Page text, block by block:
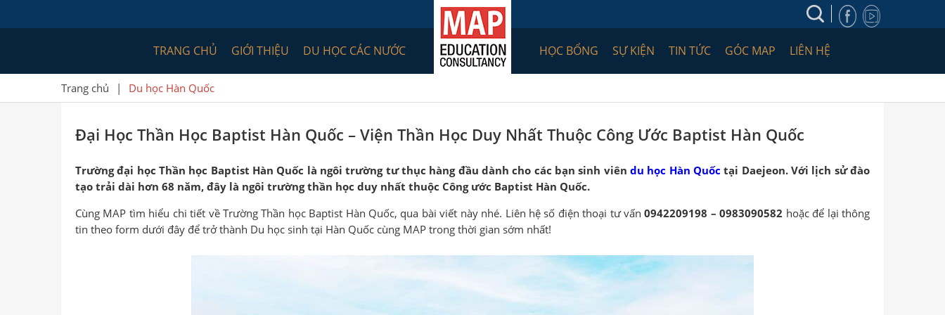
TRANG CHỦ GIỚI THIỆU DU HỌC CÁC NƯỚC HỌC BỔNG SỰ KIỆN TIN TỨC GÓC MAP LIÊN HỆ
Trang chủ | Du học Hàn Quốc
Đại Học Thần Học Baptist Hàn Quốc – Viện Thần Học Duy Nhất Thuộc Công Ước Baptist Hàn Quốc
Trường đại học Thần học Baptist Hàn Quốc là ngôi trường tư thục hàng đầu dành cho các bạn sinh viên du học Hàn Quốc tại Daejeon. Với lịch sử đào
tạo trải dài hơn 68 năm, đây là ngôi trường thần học duy nhất thuộc Công ước Baptist Hàn Quốc.
Cùng MAP tìm hiểu chi tiết về Trường Thần học Baptist Hàn Quốc, qua bài viết này nhé. Liên hệ số điện thoại tư vấn0942209198 – 0983090582 hoặc để lại thông
tin theo form dưới đây để trở thành Du học sinh tại Hàn Quốc cùng MAP trong thời gian sớm nhất!